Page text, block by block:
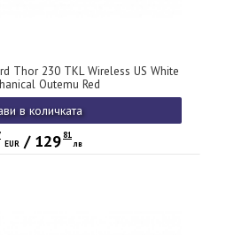
Thor 230 TKL Wireless US White
Outemu Red
в количката
EUR
/ 12981
лв